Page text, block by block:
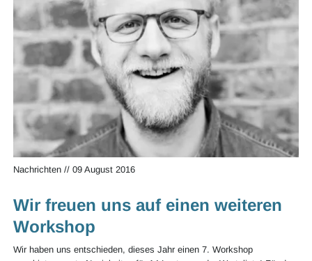
Nachrichten// 09 August 2016
Wir freuen uns auf einen weiteren
Workshop
Wir haben uns entschieden, dieses Jahr einen 7. Workshop